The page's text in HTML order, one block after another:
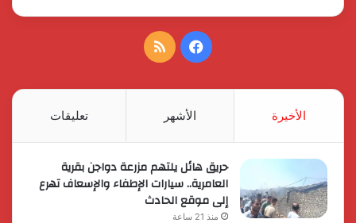
فيسبوكملخص
الأخيرة الأشهر تعليقات
حريق هائل يلتهم مزرعة دواجن بقرية
العامرية.. سيارات الإطفاء والإسعاف تهرع
إلى موقع الحادث
منذ 21 ساعة